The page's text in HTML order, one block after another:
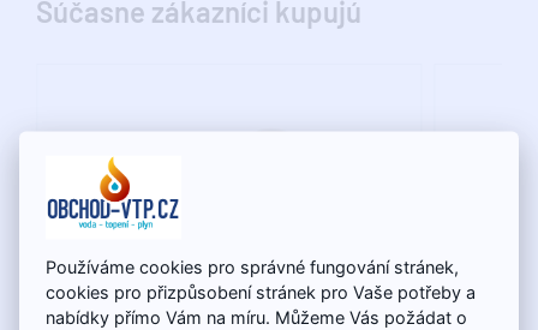
Súčasne zákazníci kupujú
Používáme cookies pro správné fungování stránek,
cookies pro přizpůsobení stránek pro Vaše potřeby a
nabídky přímo Vám na míru. Můžeme Vás požádat o